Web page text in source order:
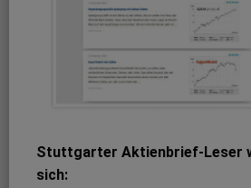
Stuttgarter Aktienbrief-Leser
sich: